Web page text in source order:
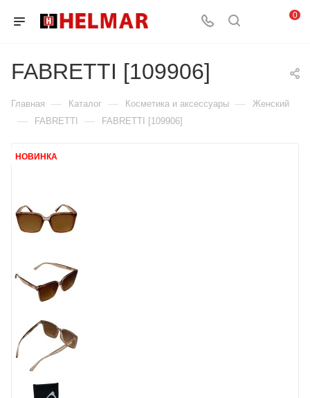
0
FABRETTI [109906]
Главная — Каталог — Косметика и аксессуары — Женский
— FABRETTI — FABRETTI [109906]
НОВИНКА